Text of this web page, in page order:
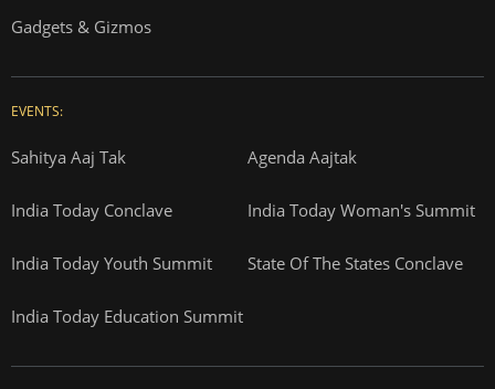
Gadgets & Gizmos
EVENTS:
Sahitya Aaj Tak Agenda Aajtak
India Today Conclave India Today Woman's Summit
India Today Youth Summit State Of The States Conclave
India Today Education Summit